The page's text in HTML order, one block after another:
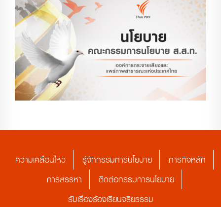
ความเคลื่อนไหว รู้จักกรรมการนโยบาย
ภารกิจหลัก
การสรรหา
ติดต่อกรรมการนโยบาย
รับเรื่องร้องเรียนจริยธรรม